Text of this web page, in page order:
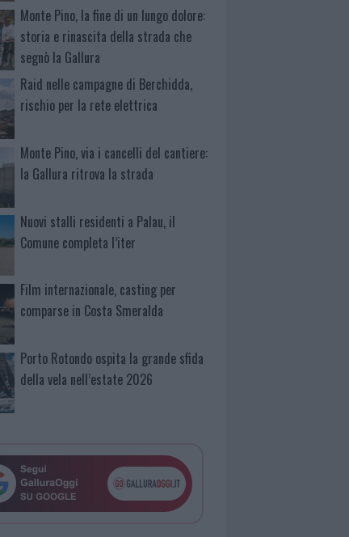
Monte Pino, la fine di un lungo dolore:
storia e rinascita della strada che
segnò la Gallura
Raid nelle campagne di Berchidda,
rischio per la rete elettrica
Monte Pino, via i cancelli del cantiere:
la Gallura ritrova la strada
Nuovi stalli residenti a Palau, il
Comune completa l’iter
Film internazionale, casting per
comparse in Costa Smeralda
Porto Rotondo ospita la grande sfida
della vela nell’estate 2026